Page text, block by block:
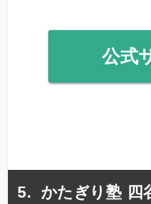
公式
かたぎり塾 四